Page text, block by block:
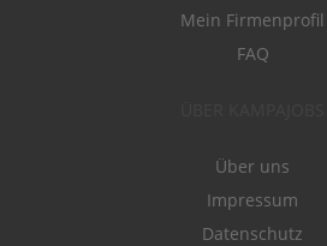
Mein Firmenprofil
FAQ
Über uns
Impressum
Datenschutz